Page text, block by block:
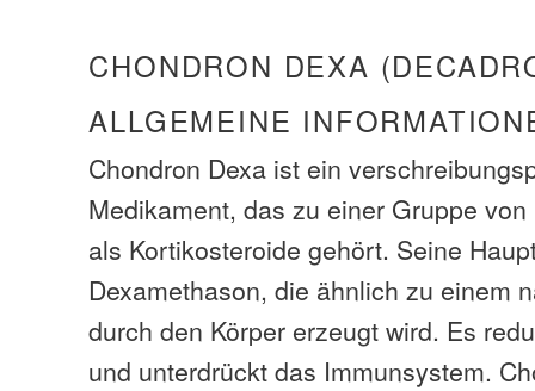
CHONDRON DEXA
ALLGEMEINE
Chondron Dexa ist ein
Medikament, das zu einer Gruppe
als Kortikosteroide gehört. Seine
Dexamethason, die ähnlich zu einem
durch den Körper erzeugt wird. Es
und unterdrückt das Immunsystem.